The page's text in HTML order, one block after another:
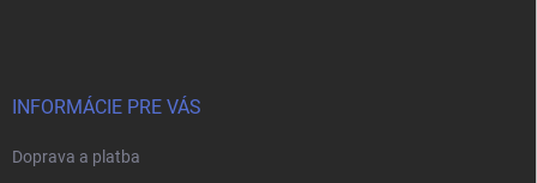
INFORMÁCIE PRE VÁS
Doprava a platba